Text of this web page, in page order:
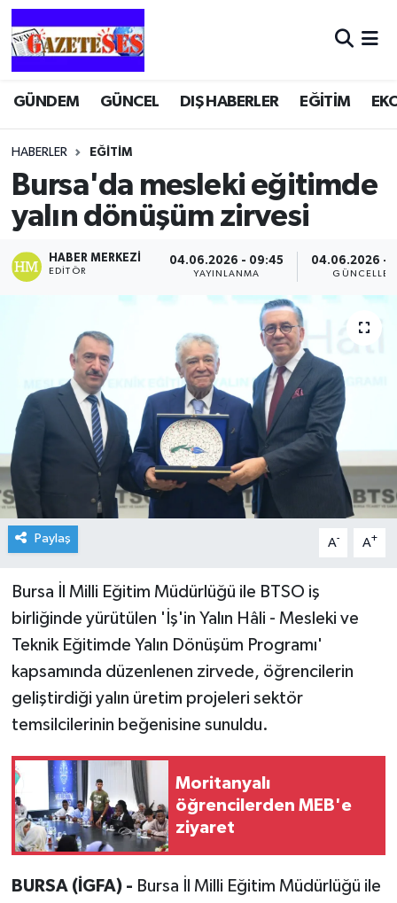
GÜNDEM GÜNCEL DIŞ HABERLER EĞİTİM
HABERLER EĞİTİM
Bursa'da mesleki eğitimde
yalın dönüşüm zirvesi
HABER MERKEZI
EDITÖR
04.06.2026 - 09:45
YAYINLANMA
04.06.2026 -
Paylaş A- A+
Bursa İl Milli Eğitim Müdürlüğü ile BTSO iş
birliğinde yürütülen 'İş'in Yalın Hâli - Mesleki ve
Teknik Eğitimde Yalın Dönüşüm Programı'
kapsamında düzenlenen zirvede, öğrencilerin
geliştirdiği yalın üretim projeleri sektör
temsilcilerinin beğenisine sunuldu.
Moritanyalı
öğrencilerden MEB'e
ziyaret
BURSA (İGFA) - Bursa İl Milli Eğitim Müdürlüğü ile